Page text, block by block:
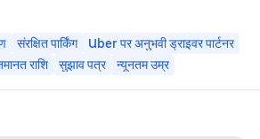
संरक्षित पार्किंग
Uber पर अनुभवी ड्राइवर पार्टनर
राशि सुझाव पत्र न्यूनतम उम्र